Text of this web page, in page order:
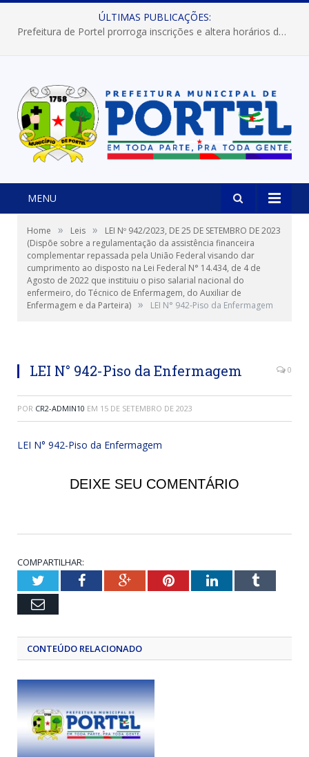
ÚLTIMAS PUBLICAÇÕES:
Prefeitura de Portel prorroga inscrições e altera horários dos concursos “Musa” e “Miss Mix Verão 2026”
MENU
Home » Leis »
LEI Nº 942/2023, DE 25 DE SETEMBRO DE 2023
(Dispõe sobre a regulamentação da assistência financeira
complementar repassada pela União Federal visando dar
cumprimento ao disposto na Lei Federal N° 14.434, de 4 de
Agosto de 2022 que instituiu o piso salarial nacional do
enfermeiro, do Técnico de Enfermagem, do Auxiliar de
Enfermagem e da Parteira) » LEI N° 942-Piso da Enfermagem
LEI N° 942-Piso da Enfermagem 0
POR CR2-ADMIN10 EM 15 DE SETEMBRO DE 2023
LEI N° 942-Piso da Enfermagem
DEIXE SEU COMENTÁRIO
COMPARTILHAR:
TwitterFacebookGoogle+PinterestLinkedInTumblr
Email
CONTEÚDO RELACIONADO